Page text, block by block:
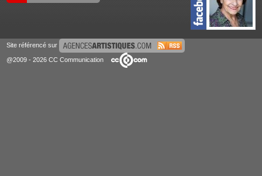
Site référencé sur
@2009 - 2026 CC Communication